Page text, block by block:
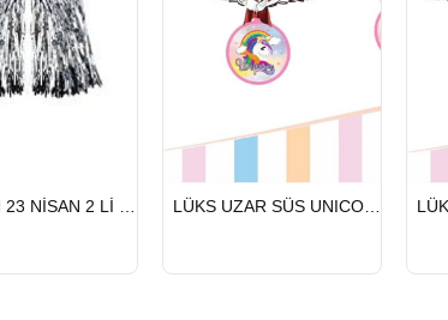
PONPON 23 NİSAN 2 Lİ GÜMÜŞ
HIZLI
GÖNDERİ
LÜKS UZAR SÜS UNICORN